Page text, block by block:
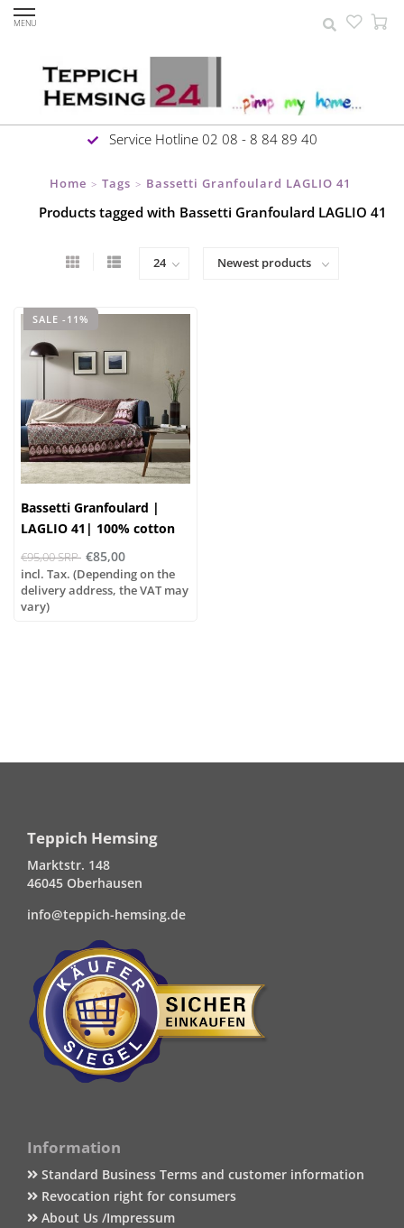
MENU
Service Hotline 02 08 - 8 84 89 40
Home > Tags > Bassetti Granfoulard LAGLIO 41
Products tagged with Bassetti Granfoulard LAGLIO 41
SALE -11%
Bassetti Granfoulard |
LAGLIO 41| 100% cotton
€95,00 SRP €85,00
incl. Tax. (Depending on the
delivery address, the VAT may
vary)
Teppich Hemsing
Marktstr. 148
46045 Oberhausen
info@teppich-hemsing.de
Information
Standard Business Terms and customer information
Revocation right for consumers
About Us /Impressum